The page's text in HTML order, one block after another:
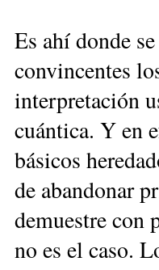
Es ahí donde
convincentes
interpretación
cuántica. Y en
básicos
de abandonar
demuestre con
no es el caso.